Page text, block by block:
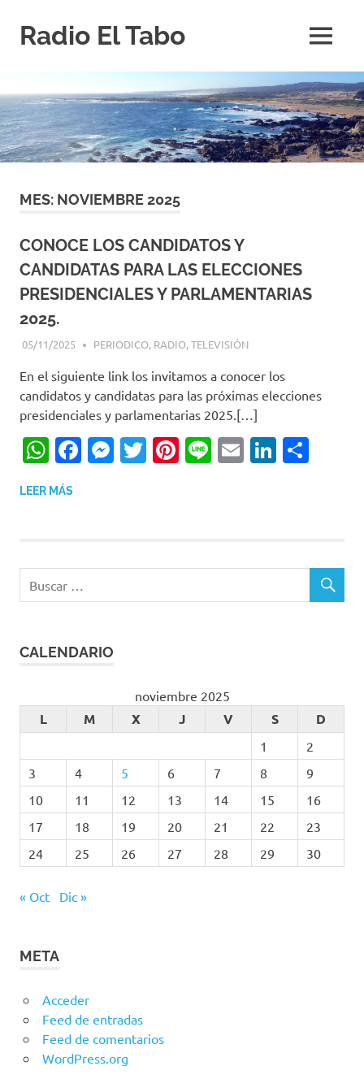
contenido
Radio El Tabo
Tabo
MENÚ
MES: NOVIEMBRE 2025
CONOCE LOS CANDIDATOS Y
CANDIDATAS PARA LAS ELECCIONES
PRESIDENCIALES Y PARLAMENTARIAS
2025.
05/11/2025 EDITOR-RET
PERIODICO, RADIO,TELEVISIÓN
En el siguiente link los invitamos a conocer los
candidatos y candidatas para las próximas elecciones
presidenciales y parlamentarias 2025.[…]
WhatsApp
Facebook
Messenger
Twitter
Pinterest
LineEmail
LEER MÁS
CALENDARIO
noviembre 2025
L M X J V S D
1
2
3
4 5 6 7 8
9
10
11 12 13 14 15
16
17
18 19 20 21 22
23
24
25 26 27 28 29 30
« Oct Dic »
META
Acceder
Feed de entradas
Feed de comentarios
WordPress.org